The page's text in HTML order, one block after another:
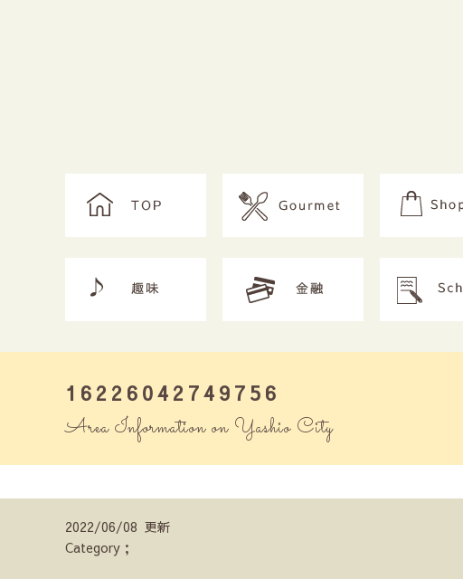
16226042749756
Area Information on Yashio City
2022/06/08 更新
Category；